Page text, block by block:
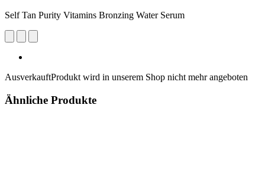
Self Tan Purity Vitamins Bronzing Water Serum
AusverkauftProdukt wird in unserem Shop nicht mehr angeboten
Ähnliche Produkte